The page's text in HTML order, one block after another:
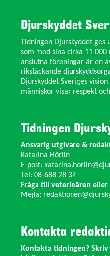
Djurskyddet
Tidningen Djurskyddet ges
som med sina cirka 11
anslutna föreningar är en
rikstäckande
Djurskyddet Sveriges
människor visar respekt
Tidningen
Ansvarig utgivare &
Katarina Hörlin
E-post:
Tel: 08-688 28 32
Fråga till veterinären eller
Mejla:
Kontakta
Kontakta tidningen?